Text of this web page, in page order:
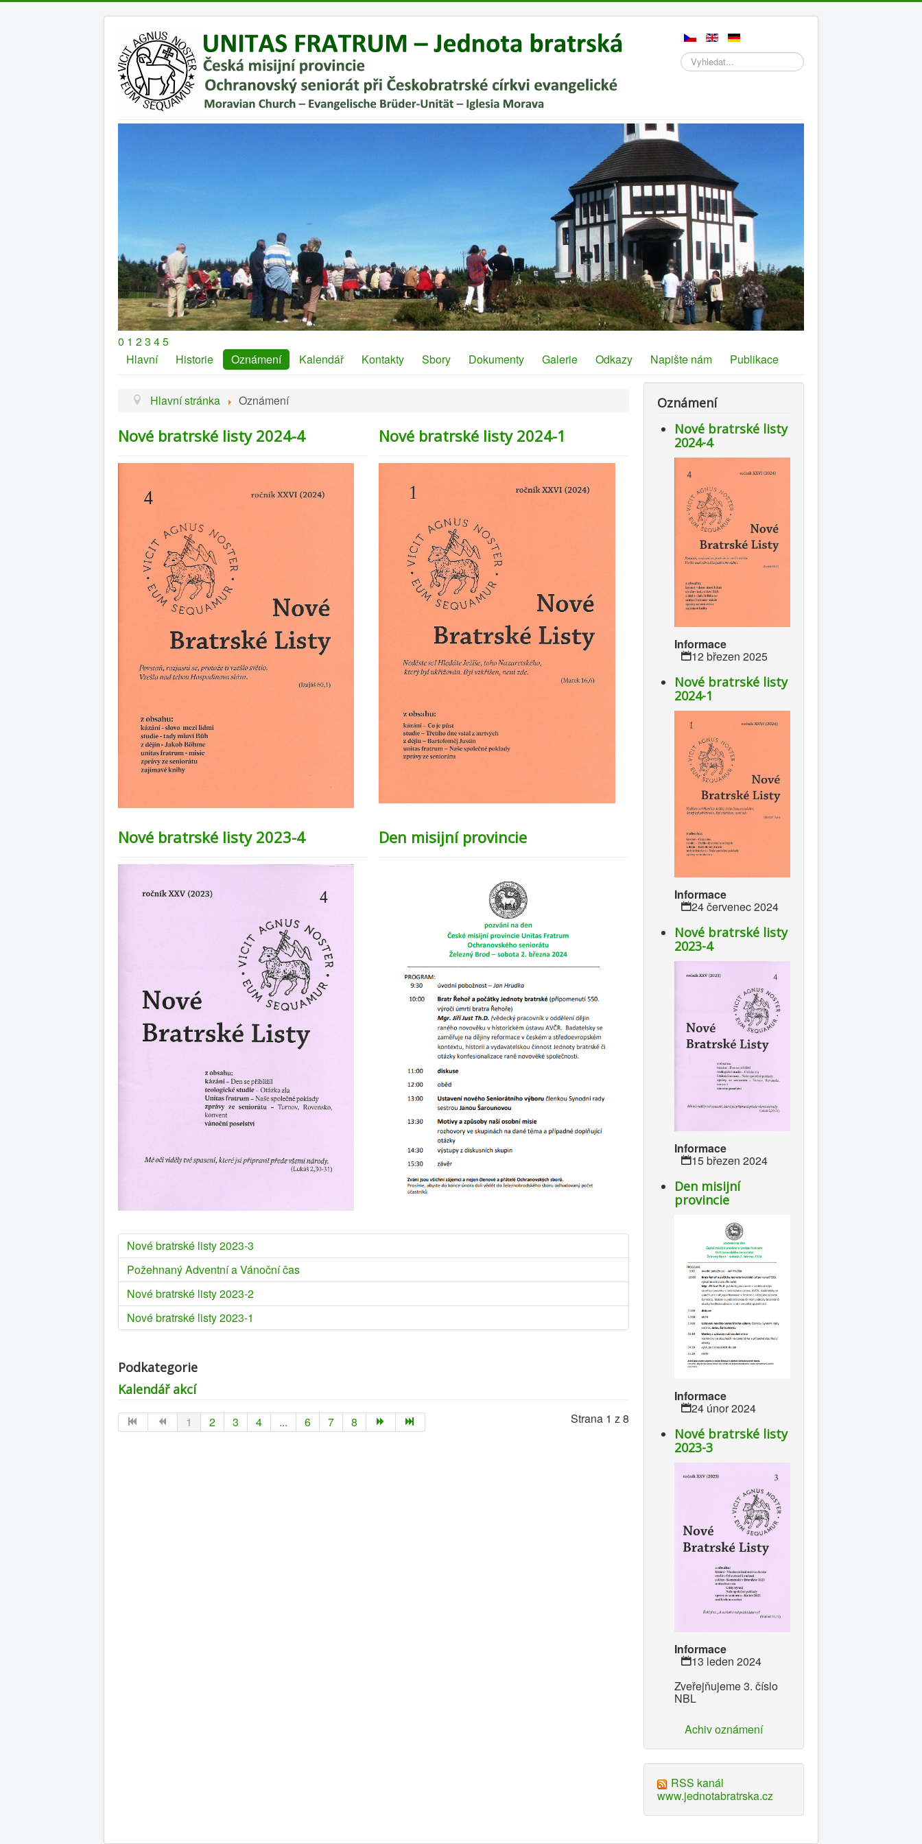
Hledat
0 1 23 45
Hlavní
Historie Oznámení Kalendář Kontakty Sbory Dokumenty Galerie Odkazy Napište nám Publikace
Hlavní stránka Oznámení
Nové bratrské listy 2024-4 Nové bratrské listy 2024-1
Nové bratrské listy 2023-4 Den misijní provincie
Nové bratrské listy 2023-3
Požehnaný Adventní a Vánoční čas
Nové bratrské listy 2023-2
Nové bratrské listy 2023-1
Podkategorie
Kalendář akcí
Strana 1 z 8
1 2 3 4 ... 6 7 8
Oznámení
Nové bratrské listy
2024-4
Informace
12 březen 2025
Nové bratrské listy
2024-1
Informace
24 červenec 2024
Nové bratrské listy
2023-4
Informace
15 březen 2024
Den misijní
provincie
Informace
24 únor 2024
Nové bratrské listy
2023-3
Informace
13 leden 2024
Zveřejňujeme 3. číslo
NBL
Achiv oznámení
RSS kanál
www.jednotabratrska.cz